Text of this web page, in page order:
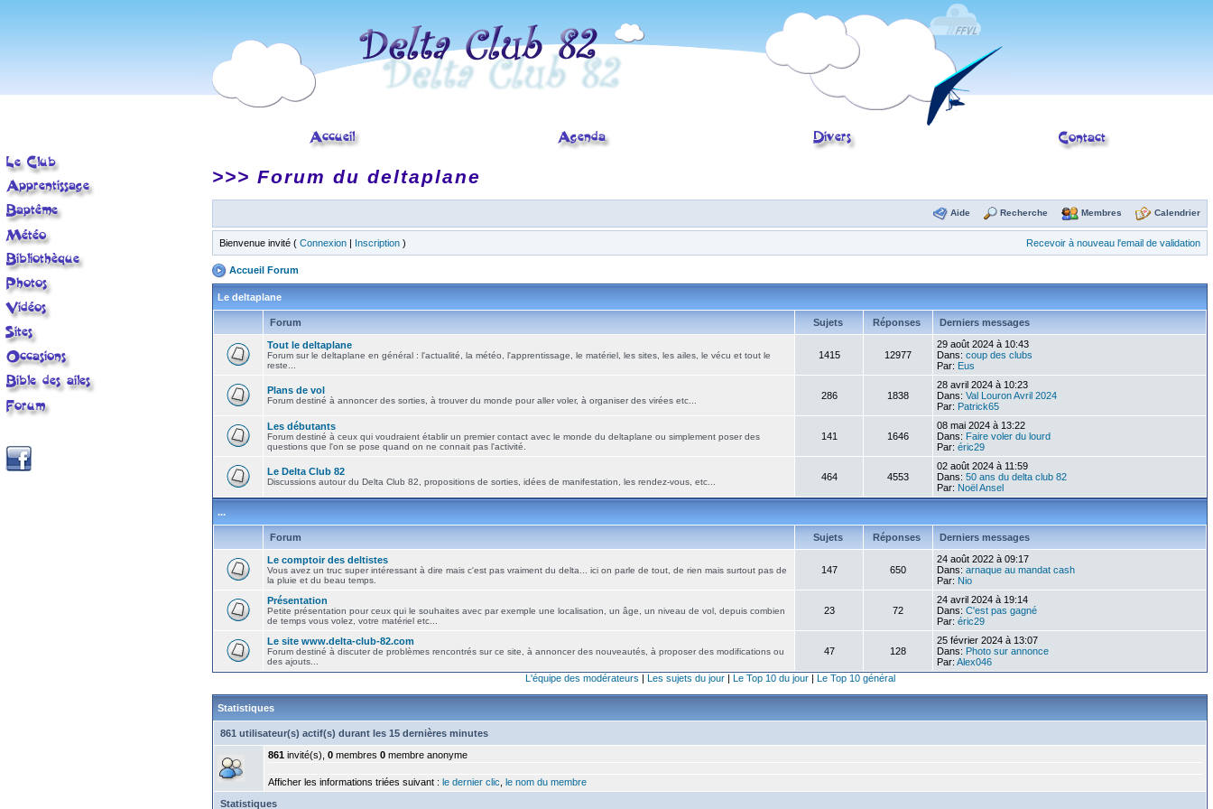
>>> Forum du deltaplane
Aide Recherche Membres Calendrier
Bienvenue invité ( Connexion | Inscription ) Recevoir à nouveau l'email de validation
Accueil Forum
Le deltaplane
Forum Sujets Réponses Derniers messages
Tout le deltaplane
Forum sur le deltaplane en général : l'actualité, la météo, l'apprentissage, le matériel, les sites, les ailes, le vécu et tout le
reste...
1415 12977
29 août 2024 à 10:43
Dans: coup des clubs
Par: Eus
Plans de vol
Forum destiné à annoncer des sorties, à trouver du monde pour aller voler, à organiser des virées etc... 286 1838
28 avril 2024 à 10:23
Dans: Val Louron Avril 2024
Par: Patrick65
Les débutants
Forum destiné à ceux qui voudraient établir un premier contact avec le monde du deltaplane ou simplement poser des
questions que l'on se pose quand on ne connait pas l'activité.
141 1646
08 mai 2024 à 13:22
Dans: Faire voler du lourd
Par: éric29
Le Delta Club 82
Discussions autour du Delta Club 82, propositions de sorties, idées de manifestation, les rendez-vous, etc... 464 4553
02 août 2024 à 11:59
Dans: 50 ans du delta club 82
Par: Noël Ansel
...
Forum Sujets Réponses Derniers messages
Le comptoir des deltistes
Vous avez un truc super intéressant à dire mais c'est pas vraiment du delta... ici on parle de tout, de rien mais surtout pas de
la pluie et du beau temps.
147 650
24 août 2022 à 09:17
Dans: arnaque au mandat cash
Par: Nio
Présentation
Petite présentation pour ceux qui le souhaites avec par exemple une localisation, un âge, un niveau de vol, depuis combien
de temps vous volez, votre matériel etc...
23 72
24 avril 2024 à 19:14
Dans: C'est pas gagné
Par: éric29
Le site www.delta-club-82.com
Forum destiné à discuter de problèmes rencontrés sur ce site, à annoncer des nouveautés, à proposer des modifications ou
des ajouts...
47 128
25 février 2024 à 13:07
Dans: Photo sur annonce
Par: Alex046
L'équipe des modérateurs | Les sujets du jour| Le Top 10 du jour| Le Top 10 général
Statistiques
861 utilisateur(s) actif(s) durant les 15 dernières minutes
861 invité(s), 0 membres 0 membre anonyme
Afficher les informations triées suivant : le dernier clic le nom du membre
Statistiques